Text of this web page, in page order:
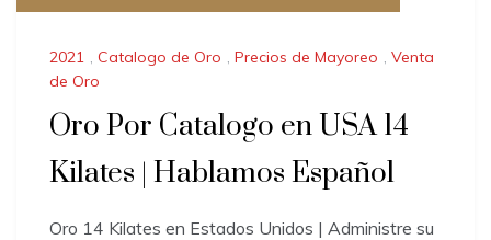
2021 , Catalogo de Oro , Precios de Mayoreo , Venta
de Oro
Oro Por Catalogo en USA 14
Kilates | Hablamos Español
Oro 14 Kilates en Estados Unidos | Administre su